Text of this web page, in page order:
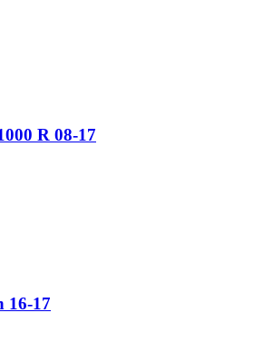
R 08-17
16-17